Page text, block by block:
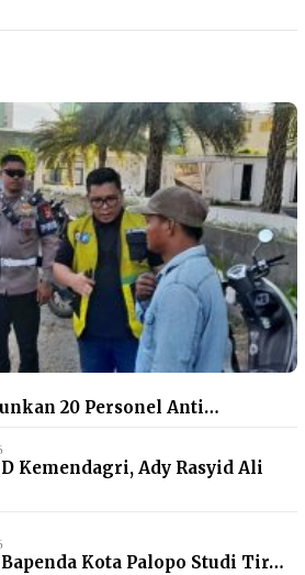
20 Personel Anti…
Kemendagri, Ady Rasyid Ali
Kota Palopo Studi Tir…